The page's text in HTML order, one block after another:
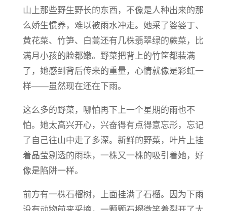
山上那些野生野长的东西，不像是人种出来的那
么娇生惯养，难以被雨水冲走。她采了婆婆丁、
黄花菜、竹笋、白蒿还有几株翡翠绿的蕨菜，比
满月小孩的脸都嫩。野菜把背上的竹筐都装满
了，她感到背后传来的重量，心情就像是彩虹一
样——虽然现在还在下雨。
这么多的野菜，哪怕再下上一个星期的雨也不
怕。她太高兴开心，兴奋得有点得意忘形，忘记
了自己往山中走了多深。新鲜的野菜，叶片上挂
着晶莹剔透的雨珠，一株又一株的吸引着她，好
像是陷阱一样。
前方有一株石榴树，上面挂满了石榴。因为下雨